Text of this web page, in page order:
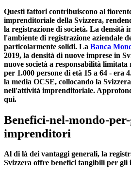
Questi fattori contribuiscono al
imprenditoriale della Svizzera,
la registrazione di società. La densità
l'ambiente di registrazione aziendale
particolarmente solidi. La Banca
2019, la densità di nuove imprese in
nuove società a responsabilità limitata
per 1.000 persone di età 15 a 64 - era
la media OCSE, collocando la
nell'attività imprenditoriale.
qui.
Benefici-nel-mondo-
imprenditori
Al di là dei vantaggi generali, la
Svizzera offre benefici tangibili per